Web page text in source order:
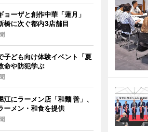
ョーザと創作中華「蓮月」
橋に次ぐ都内3店舗目
子ども向け体験イベント「夏
や防犯学ぶ
江にラーメン店「和麺 善」、
ーメン・和食を提供